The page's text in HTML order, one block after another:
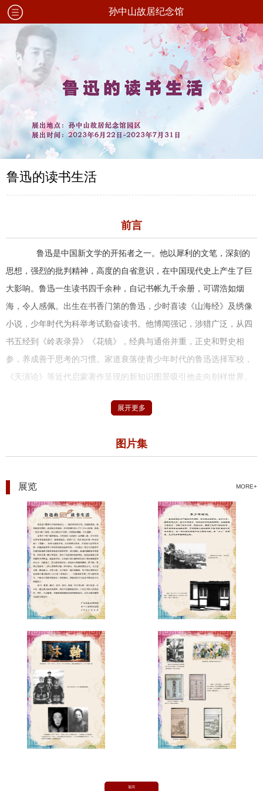
孙中山故居纪念馆
鲁迅的读书生活
前言
鲁迅是中国新文学的开拓者之一。他以犀利的文笔，深刻的
思想，强烈的批判精神，高度的自省意识，在中国现代史上产生了巨
大影响。鲁迅一生读书四千余种，自记书帐九千余册，可谓浩如烟
海，令人感佩。出生在书香门第的鲁迅，少时喜读《山海经》及绣像
小说，少年时代为科举考试勤奋读书。他博闻强记，涉猎广泛，从四
书五经到《岭表录异》《花镜》，经典与通俗并重，正史和野史相
参，养成善于思考的习惯。家道衰落使青少年时代的鲁迅选择军校，
《天演论》等近代启蒙著作呈现的新知识图景吸引他走向别样世界。
改造国民性的理想。抱着治病救人和传播科学的理念，他选择学医；
育部官员，鲁迅参与筹建博物馆、图书馆，管理文艺创作。工作之余
讲史小说，无不寓目。他注重翻译，从早年法国科幻小说到晚年俄国
现实主义巨著《死魂灵》，一生翻译的字数几乎与创作相当。中西文
化的深厚修养及二者的融合，使他在新文化运动中爆发出巨大的创造
读书、教书、编书、译书、著书，鲁迅一生与书为伴，却不
仅是一介书生。通过鲁迅的读书著译，我们不仅能够感受到二十世纪
中国人民的志向、情怀、人道精神，更能看到刚健的民族性格的标
本，获取文化和精神生活的宝贵滋养。
展开更多
图片集
展览 MORE+
返回